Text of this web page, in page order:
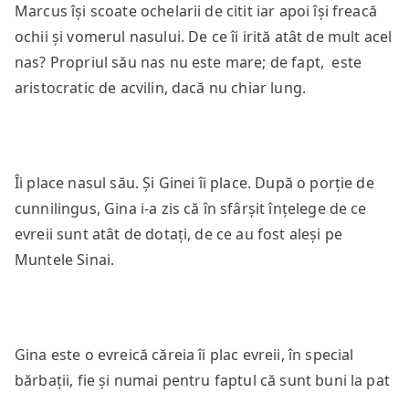
Marcus își scoate ochelarii de citit iar apoi își freacă
ochii și vomerul nasului. De ce îi irită atât de mult acel
nas? Propriul său nas nu este mare; de fapt, este
aristocratic de acvilin, dacă nu chiar lung.
Îi place nasul său. Și Ginei îi place. După o porție de
cunnilingus, Gina i-a zis că în sfârșit înțelege de ce
evreii sunt atât de dotați, de ce au fost aleși pe
Muntele Sinai.
Gina este o evreică căreia îi plac evreii, în special
bărbații, fie și numai pentru faptul că sunt buni la pat